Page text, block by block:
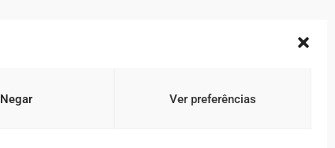
Negar Ver preferências